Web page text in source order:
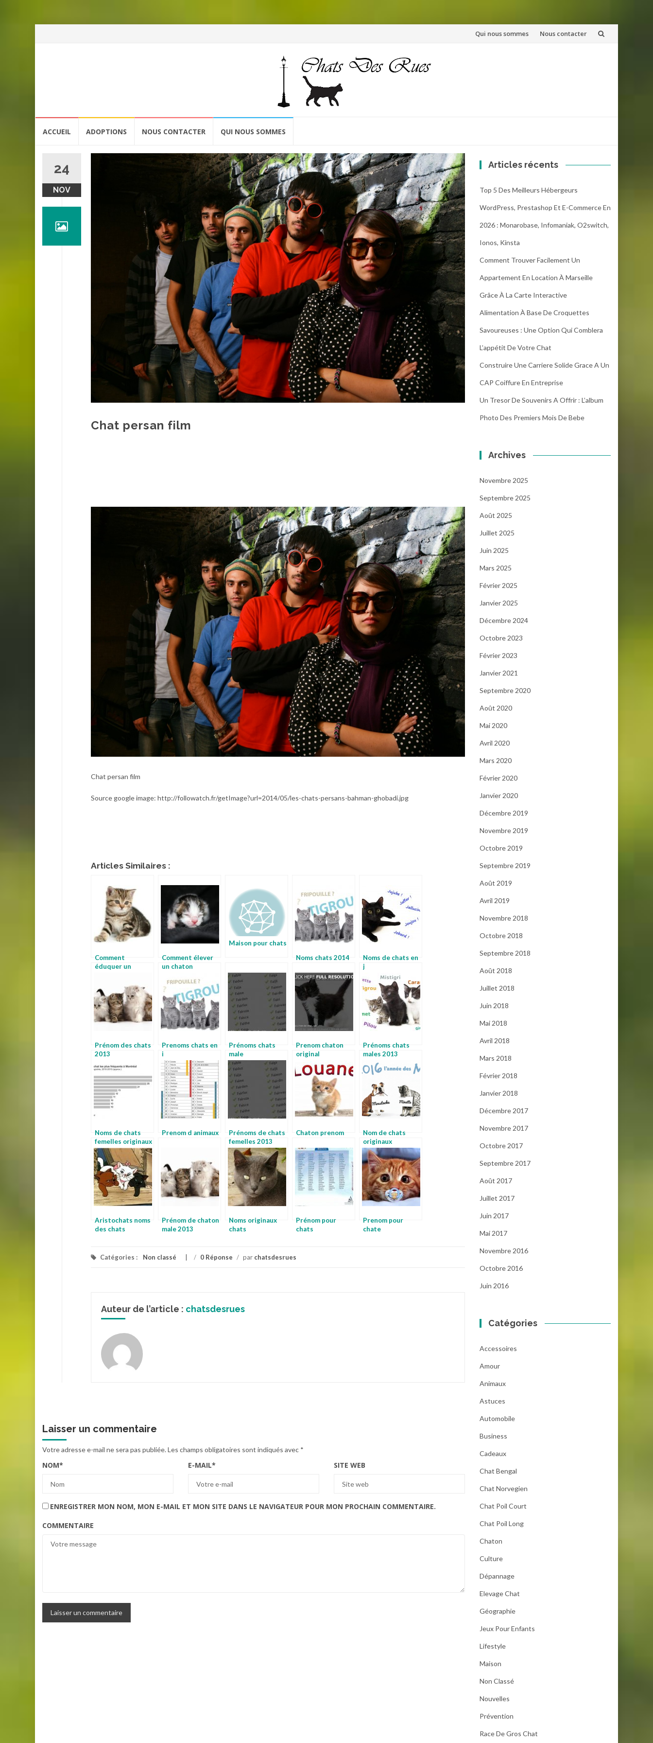
Aller
Qui nous sommes Nous contacter
ACCUEIL ADOPTIONS NOUS CONTACTER QUI NOUS SOMMES
24
NOV
Chat persan film
Chat persan film
Source google image: http://followatch.fr/getImage?url=2014/05/les-chats-persans-bahman-ghobadi.jpg
Articles Similaires :
Comment
éduquer un
Comment élever
un chaton
Maison pour chats
Noms chats 2014
Noms de chats en
j
Prénom des chats
2013
Prenoms chats en
i
Prénoms chats
male
Prenom chaton
original
Prénoms chats
males 2013
Noms de chats
femelles originaux
Prenom d animaux
Prénoms de chats
femelles 2013
Chaton prenom
Nom de chats
originaux
Aristochats noms
des chats
Prénom de chaton
male 2013
Noms originaux
chats
Prénom pour
chats
Prenom pour
chate
Catégories : Non classé / 0 Réponse / par chatsdesrues
Auteur de l’article : chatsdesrues
Laisser un commentaire
Votre adresse e-mail ne sera pas publiée.Les champs obligatoires sont indiqués avec *
NOM* E-MAIL* SITE WEB
ENREGISTRER MON NOM, MON E-MAIL ET MON SITE DANS LE NAVIGATEUR POUR MON PROCHAIN COMMENTAIRE.
COMMENTAIRE
Articles récents
Top 5 Des Meilleurs Hébergeurs
WordPress, Prestashop Et E-Commerce En
2026 : Monarobase, Infomaniak, O2switch,
Ionos, Kinsta
Comment Trouver Facilement Un
Appartement En Location À Marseille
Grâce À La Carte Interactive
Alimentation À Base De Croquettes
Savoureuses : Une Option Qui Comblera
L’appétit De Votre Chat
Construire Une Carriere Solide Grace A Un
CAP Coiffure En Entreprise
Un Tresor De Souvenirs A Offrir : L’album
Photo Des Premiers Mois De Bebe
Archives
Novembre 2025
Septembre 2025
Août 2025
Juillet 2025
Juin 2025
Mars 2025
Février 2025
Janvier 2025
Décembre 2024
Octobre 2023
Février 2023
Janvier 2021
Septembre 2020
Août 2020
Mai 2020
Avril 2020
Mars 2020
Février 2020
Janvier 2020
Décembre 2019
Novembre 2019
Octobre 2019
Septembre 2019
Août 2019
Avril 2019
Novembre 2018
Octobre 2018
Septembre 2018
Août 2018
Juillet 2018
Juin 2018
Mai 2018
Avril 2018
Mars 2018
Février 2018
Janvier 2018
Décembre 2017
Novembre 2017
Octobre 2017
Septembre 2017
Août 2017
Juillet 2017
Juin 2017
Mai 2017
Novembre 2016
Octobre 2016
Juin 2016
Catégories
Accessoires
Amour
Animaux
Astuces
Automobile
Business
Cadeaux
Chat Bengal
Chat Norvegien
Chat Poil Court
Chat Poil Long
Chaton
Culture
Dépannage
Elevage Chat
Géographie
Jeux Pour Enfants
Lifestyle
Maison
Non Classé
Nouvelles
Prévention
Race De Gros Chat